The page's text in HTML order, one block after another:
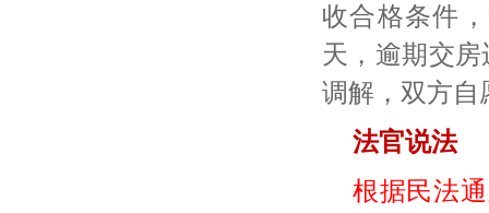
收合格条件
天，逾期交
调解，双方自
法官说法
根据民法